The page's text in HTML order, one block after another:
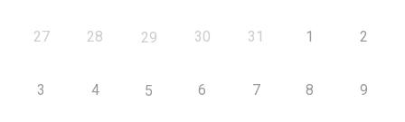
27 28 29 30 31 1 2
3 4 5 6 7 8 9